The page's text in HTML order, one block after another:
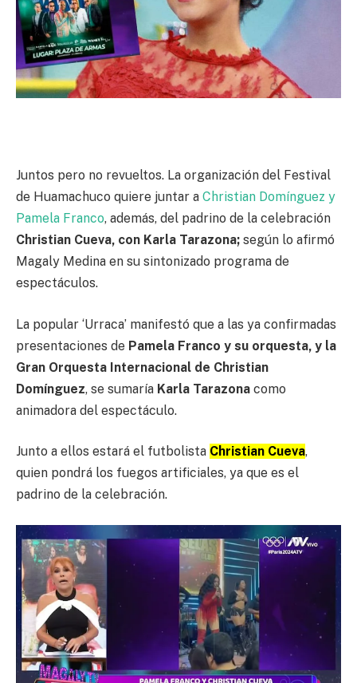
Juntos pero no revueltos. La organización del Festival
de Huamachuco quiere juntar a Christian Domínguez y
Pamela Franco, además, del padrino de la celebración
Christian Cueva, con Karla Tarazona; según lo afirmó
Magaly Medina en su sintonizado programa de
espectáculos.
La popular ‘Urraca’ manifestó que a las ya confirmadas
presentaciones de Pamela Franco y su orquesta, y la
Gran Orquesta Internacional de Christian
Domínguez, se sumaría Karla Tarazona como
animadora del espectáculo.
Junto a ellos estará el futbolista Christian Cueva,
quien pondrá los fuegos artificiales, ya que es el
padrino de la celebración.